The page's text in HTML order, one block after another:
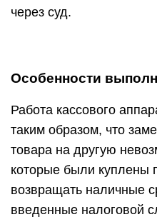
через суд.
Особенности
Работа кассового
таким образом, что
товара на другую
которые были куплены
возвращать наличные
введенные налоговой